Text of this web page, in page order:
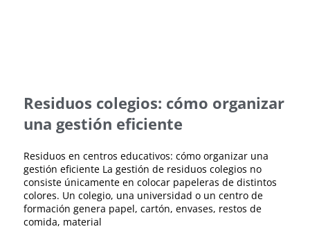
Residuos colegios: cómo organizar
una gestión eficiente
Residuos en centros educativos: cómo organizar una
gestión eficiente La gestión de residuos colegios no
consiste únicamente en colocar papeleras de distintos
colores. Un colegio, una universidad o un centro de
formación genera papel, cartón, envases, restos de
comida, material